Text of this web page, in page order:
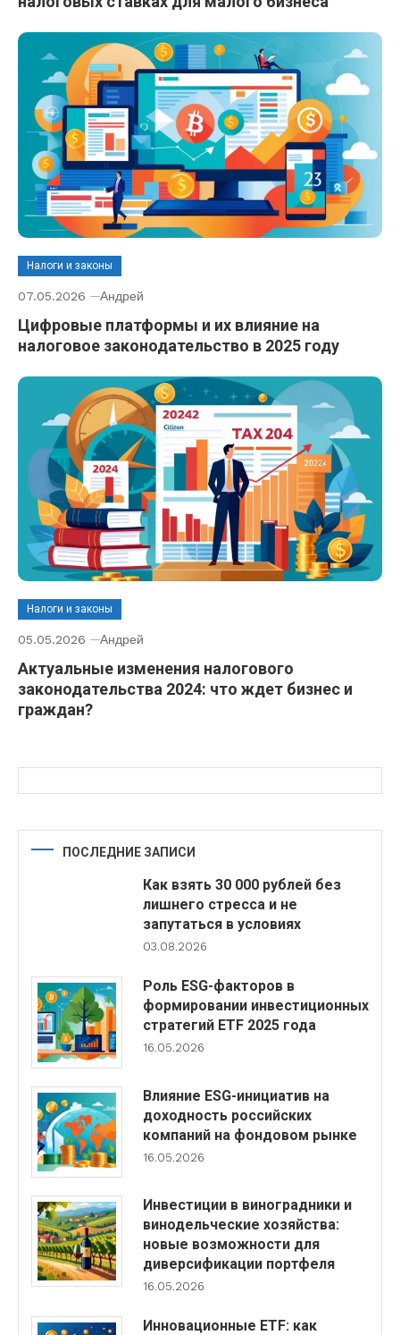
Налоги и законы
07.05.2026 Андрей
Цифровые платформы и их влияние на
налоговое законодательство в 2025 году
Налоги и законы
05.05.2026 Андрей
Актуальные изменения налогового
законодательства 2024: что ждет бизнес и
граждан?
ПОСЛЕДНИЕ ЗАПИСИ
Как взять 30 000 рублей без
лишнего стресса и не
запутаться в условиях
03.08.2026
Роль ESG-факторов в
формировании инвестиционных
стратегий ETF 2025 года
16.05.2026
Влияние ESG-инициатив на
доходность российских
компаний на фондовом рынке
16.05.2026
Инвестиции в виноградники и
винодельческие хозяйства:
новые возможности для
диверсификации портфеля
16.05.2026
Инновационные ETF: как